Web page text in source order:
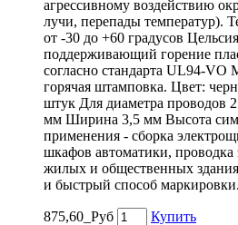
агрессивному воздействию
лучи, перепады температур).
от -30 до +60 градусов
поддерживающий горение
согласно стандарта UL94-VO
горячая штамповка. Цвет:
штук Для диаметра проводов
мм Ширина 3,5 мм Высота
применения - сборка
шкафов автоматики, проводка
жилых и общественных
и быстрый способ маркировки.
875,60_Руб
Купить